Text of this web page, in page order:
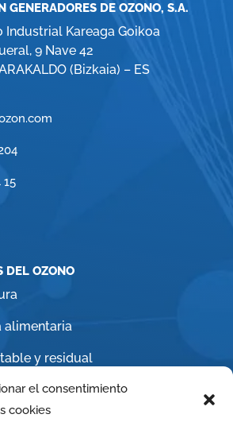
el consentimiento
cookies
GENERADORES DE OZONO, S.A.
Industrial Kareaga Goikoa
9 Nave 42
(Bizkaia) – ES
15
DEL OZONO
alimentaria
y residual
procesos